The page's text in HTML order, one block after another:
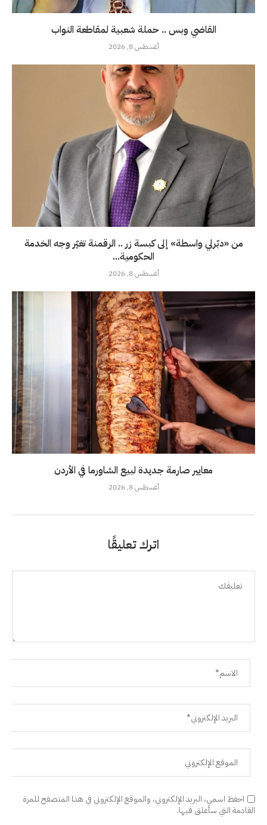
القاضي وبس .. حملة شعبية لمقاطعة النواب
أغسطس 8, 2026
من «دبّرلي واسطة» إلى كبسة زر .. الرقمنة تغيّر وجه الخدمة
الحكومية...
أغسطس 8, 2026
معايير صارمة جديدة لبيع الشاورما في الأردن
أغسطس 8, 2026
اترك تعليقًا
احفظ اسمي، البريد الإلكتروني، والموقع الإلكتروني في هذا المتصفح للمرة
القادمة التي سأعلق فيها.